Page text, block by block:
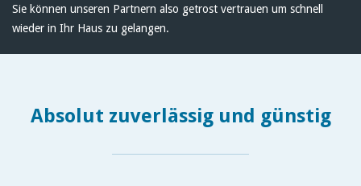
Sie können unseren Partnern also getrost vertrauen um schnell
wieder in Ihr Haus zu gelangen.
Absolut zuverlässig und günstig